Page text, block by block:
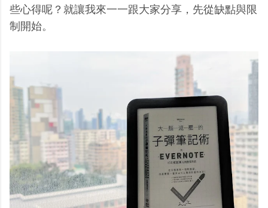
些心得呢？就讓我來一一跟大家分享，先從缺點與限
制開始。